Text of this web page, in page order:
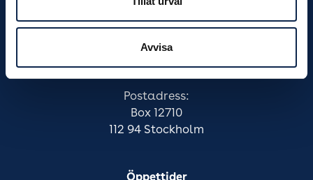
Avvisa
Webbshop
Akti Scen & Film
Postadress:
Box 12710
112 94 Stockholm